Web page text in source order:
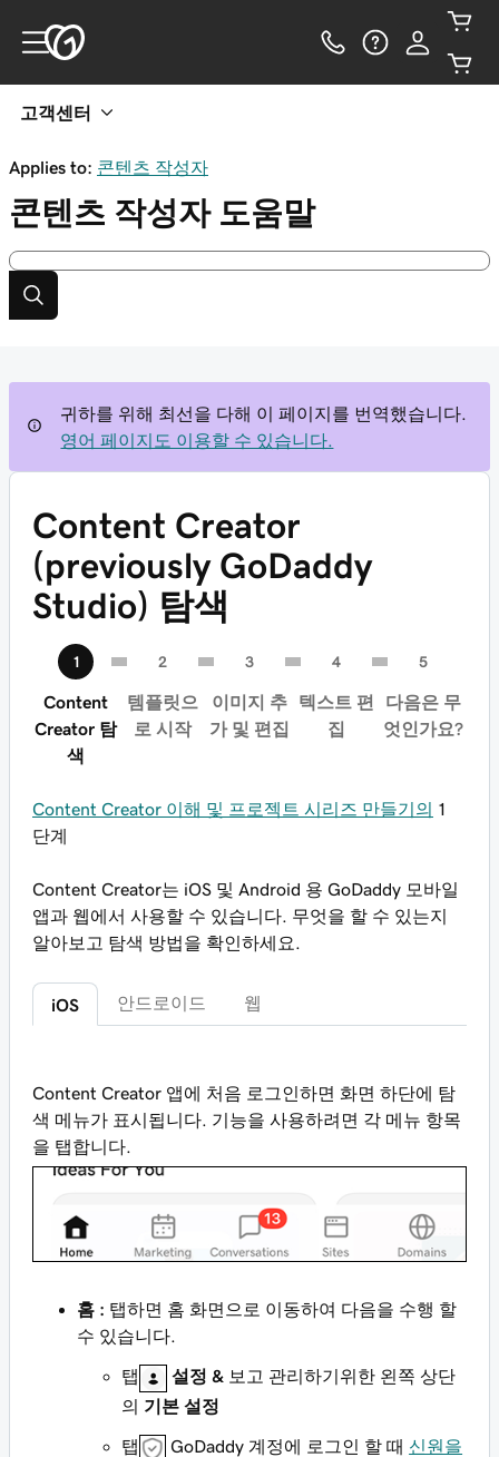
고객센터
Applies to: 콘텐츠 작성자
콘텐츠 작성자 도움말
귀하를 위해 최선을 다해 이 페이지를 번역했습니다.
영어 페이지도 이용할 수 있습니다.
Content Creator
(previously GoDaddy
Studio) 탐색
Content
Creator 탐
색
템플릿으
로 시작
이미지 추
가 및 편집
텍스트 편
집
다음은 무
엇인가요?
Content Creator 이해 및 프로젝트 시리즈 만들기의 1
단계
Content Creator는 iOS 및 Android 용 GoDaddy 모바일
앱과 웹에서 사용할 수 있습니다. 무엇을 할 수 있는지
알아보고 탐색 방법을 확인하세요.
iOS 안드로이드 웹
Content Creator 앱에 처음 로그인하면 화면 하단에 탐
색 메뉴가 표시됩니다. 기능을 사용하려면 각 메뉴 항목
을 탭합니다.
홈 : 탭하면 홈 화면으로 이동하여 다음을 수행 할
수 있습니다.
탭 설정 & 보고 관리하기위한 왼쪽 상단
의 기본 설정
탭 GoDaddy 계정에 로그인 할 때 신원을